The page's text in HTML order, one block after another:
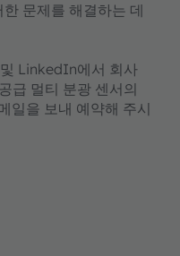
문제를 해결하는 데
LinkedIn에서 회사
급 멀티 분광 센서의
일을 보내 예약해 주시